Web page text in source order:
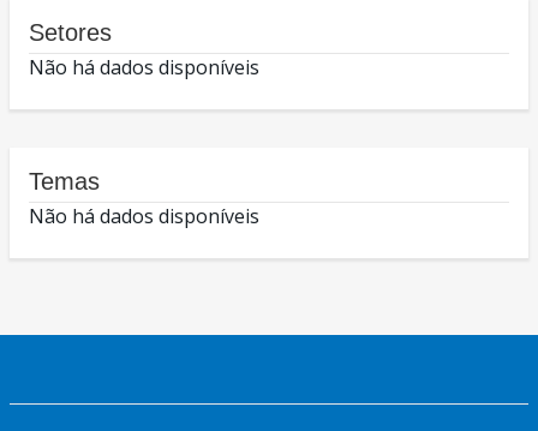
Setores
Não há dados disponíveis
Temas
Não há dados disponíveis